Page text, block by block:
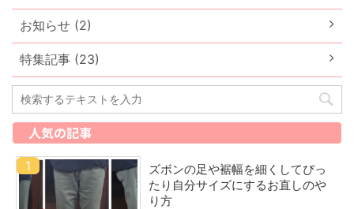
お知らせ (2)
特集記事 (23)
人気の記事
ズボンの足や裾幅を細くしてぴっ
たり自分サイズにするお直しのや
り方